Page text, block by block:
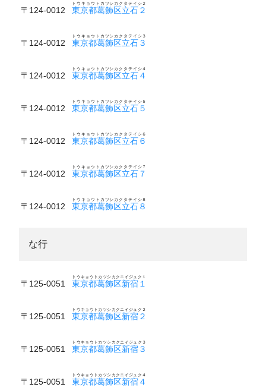
〒124-0012 東京都葛飾区立石２
トウキョウトカツシカクタテイシ２
〒124-0012 東京都葛飾区立石３
トウキョウトカツシカクタテイシ３
〒124-0012 東京都葛飾区立石４
トウキョウトカツシカクタテイシ４
〒124-0012 東京都葛飾区立石５
トウキョウトカツシカクタテイシ５
〒124-0012 東京都葛飾区立石６
トウキョウトカツシカクタテイシ６
〒124-0012 東京都葛飾区立石７
トウキョウトカツシカクタテイシ７
〒124-0012 東京都葛飾区立石８
トウキョウトカツシカクタテイシ８
な行
〒125-0051 東京都葛飾区新宿１
トウキョウトカツシカクニイジュク１
〒125-0051 東京都葛飾区新宿２
トウキョウトカツシカクニイジュク２
〒125-0051 東京都葛飾区新宿３
トウキョウトカツシカクニイジュク３
〒125-0051 東京都葛飾区新宿４
トウキョウトカツシカクニイジュク４